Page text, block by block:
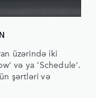
üzərində iki
və ya ‘Schedule’.
şərtləri və